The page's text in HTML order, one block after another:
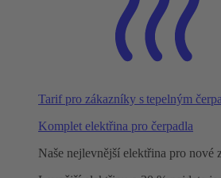
Tarif pro zákazníky s tepelným
Komplet elektřina pro čerpadla
Naše nejlevnější elektřina pro nové